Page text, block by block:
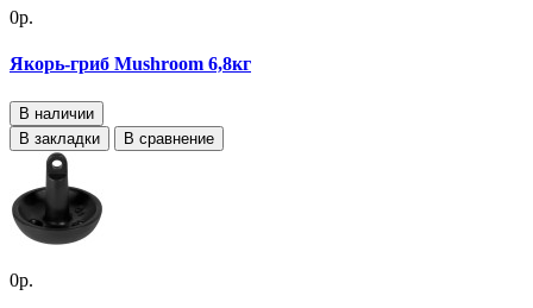
0р.
Якорь-гриб Mushroom 6,8кг
В наличии
В закладки
В сравнение
0р.